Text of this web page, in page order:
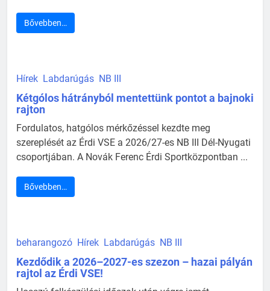
Bővebben…
Hírek Labdarúgás NB III
Kétgólos hátrányból mentettünk pontot a bajnoki
rajton
Fordulatos, hatgólos mérkőzéssel kezdte meg
szereplését az Érdi VSE a 2026/27-es NB III Dél-Nyugati
csoportjában. A Novák Ferenc Érdi Sportközpontban ...
Bővebben…
beharangozó Hírek Labdarúgás NB III
Kezdődik a 2026–2027-es szezon – hazai pályán
rajtol az Érdi VSE!